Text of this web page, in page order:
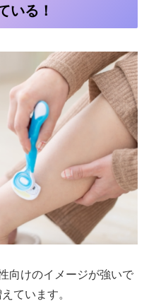
いる！
向けのイメージが強いで
ています。